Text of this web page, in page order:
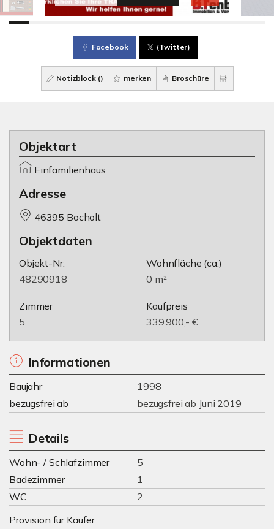
Facebook (Twitter)
Notizblock () merken Broschüre
Objektart
Einfamilienhaus
Adresse
46395 Bocholt
Objektdaten
Objekt-Nr.
48290918
Wohnfläche (ca.)
0 m²
Zimmer
5
Kaufpreis
339.900,- €
Informationen
Baujahr
1998
bezugsfrei ab
bezugsfrei ab Juni 2019
Details
Wohn- / Schlafzimmer
5
Badezimmer
1
WC
2
Provision für Käufer